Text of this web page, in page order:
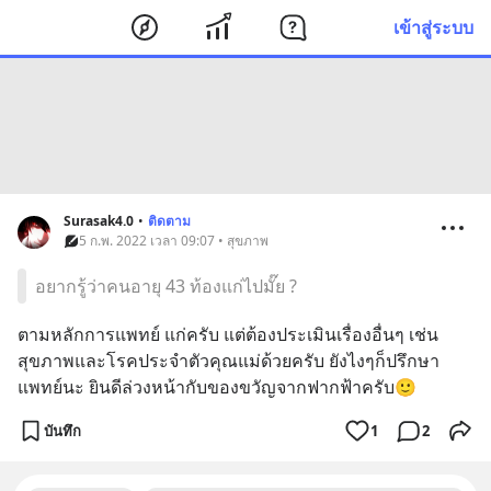
เข้าสู่ระบบ
Surasak4.0 • ติดตาม
5 ก.พ. 2022 เวลา 09:07 • สุขภาพ
อยากรู้ว่าคนอายุ 43 ท้องแก่ไปมั๊ย ?
ตามหลักการแพทย์ แก่ครับ แต่ต้องประเมินเรื่องอื่นๆ เช่น
สุขภาพและโรคประจำตัวคุณแม่ด้วยครับ ยังไงๆก็ปรึกษา
แพทย์นะ ยินดีล่วงหน้ากับของขวัญจากฟากฟ้าครับ🙂
บันทึก 1 2